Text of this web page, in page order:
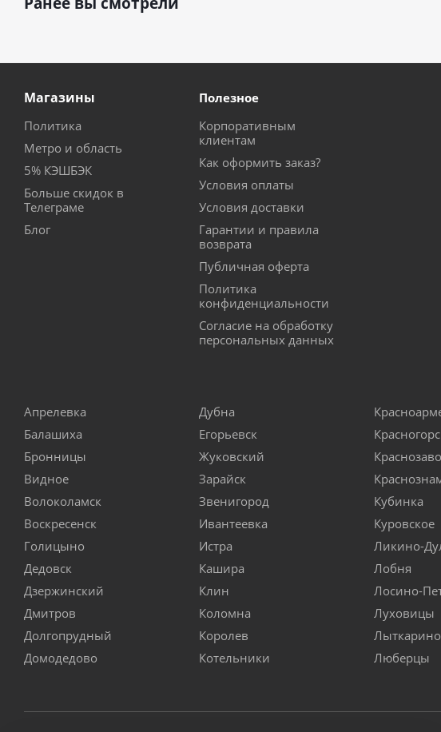
Магазины
Политика
Метро и область
5% КЭШБЭК
Больше скидок в
Телеграме
Блог
Полезное
Корпоративным
клиентам
Как оформить заказ?
Условия оплаты
Условия доставки
Гарантии и правила
возврата
Публичная оферта
Политика
конфиденциальности
Согласие на обработку
персональных данных
Апрелевка
Балашиха
Бронницы
Видное
Волоколамск
Воскресенск
Голицыно
Дедовск
Дзержинский
Дмитров
Долгопрудный
Домодедово
Дубна
Егорьевск
Жуковский
Зарайск
Звенигород
Ивантеевка
Истра
Кашира
Клин
Коломна
Королев
Котельники
Кубинка
Куровское
Ликино-
Лобня
Лосино-
Луховицы
Лыткарино
Люберцы